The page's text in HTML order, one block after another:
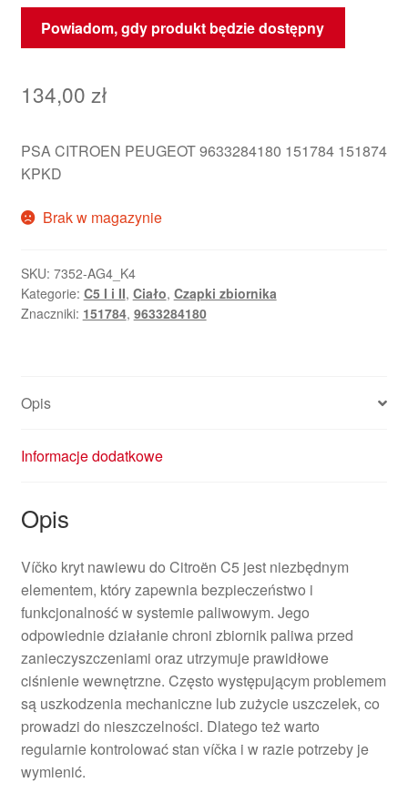
Powiadom, gdy produkt będzie dostępny
134,00 zł
PSA CITROEN PEUGEOT 9633284180 151784 151874
KPKD
Brak w magazynie
SKU: 7352-AG4_K4
Kategorie: C5 I i II, Ciało, Czapki zbiornika
Znaczniki: 151784, 9633284180
Opis
Informacje dodatkowe
Opis
Víčko kryt nawiewu do Citroën C5 jest niezbędnym
elementem, który zapewnia bezpieczeństwo i
funkcjonalność w systemie paliwowym. Jego
odpowiednie działanie chroni zbiornik paliwa przed
zanieczyszczeniami oraz utrzymuje prawidłowe
ciśnienie wewnętrzne. Często występującym problemem
są uszkodzenia mechaniczne lub zużycie uszczelek, co
prowadzi do nieszczelności. Dlatego też warto
regularnie kontrolować stan víčka i w razie potrzeby je
wymienić.